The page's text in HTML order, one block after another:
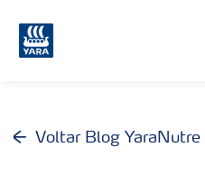
Voltar Blog YaraNutre